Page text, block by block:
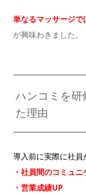
単なるマッサージ
が興味わきました。
ハンコミを研
た理由
導入前に実際に社員
・社員間のコミュ
・営業成績UP